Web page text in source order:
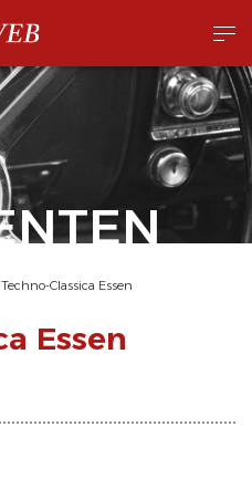
Techno-Classica Essen
Essen